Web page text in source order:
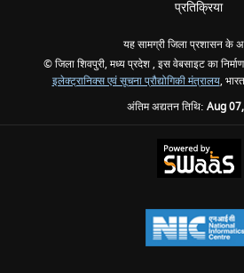
प्रतिक्रिया
यह सामग्री जिला प्रशासन के
© जिला शिवपुरी, मध्य प्रदेश , इस वेबसाइट का निर्माण
इलेक्ट्रानिक्स एवं सूचना प्रौद्योगिकी मंत्रालय,
अंतिम अद्यतन तिथि: Aug